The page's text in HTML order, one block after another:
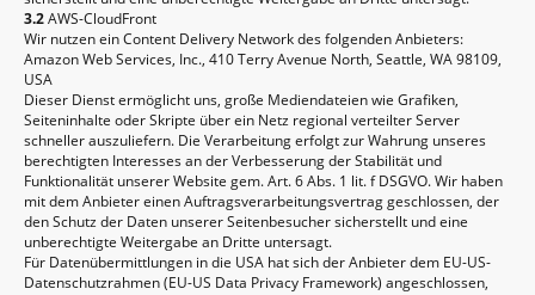
3.2AWS-CloudFront
Wir nutzen ein Content Delivery Network des folgenden Anbieters:
Amazon Web Services, Inc., 410 Terry Avenue North, Seattle, WA 98109,
USA
Dieser Dienst ermöglicht uns, große Mediendateien wie Grafiken,
Seiteninhalte oder Skripte über ein Netz regional verteilter Server
schneller auszuliefern. Die Verarbeitung erfolgt zur Wahrung unseres
berechtigten Interesses an der Verbesserung der Stabilität und
Funktionalität unserer Website gem. Art. 6 Abs. 1 lit. f DSGVO. Wir haben
mit dem Anbieter einen Auftragsverarbeitungsvertrag geschlossen, der
den Schutz der Daten unserer Seitenbesucher sicherstellt und eine
unberechtigte Weitergabe an Dritte untersagt.
Für Datenübermittlungen in die USA hat sich der Anbieter dem EU-US-
Datenschutzrahmen (EU-US Data Privacy Framework) angeschlossen,